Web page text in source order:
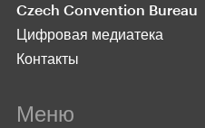
Czech Convention Bureau
Цифровая медиатека
Контакты
Меню